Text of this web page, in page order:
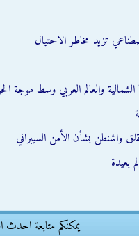
تزيد مخاطر الاحتيال
والعالم العربي وسط موجة
واشنطن بشأن الأمن السيبراني
بعيدة
يمكنكم متابعة احدث